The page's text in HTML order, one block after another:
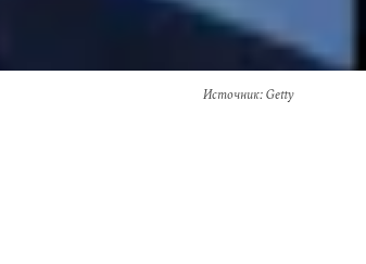
Источник: Getty